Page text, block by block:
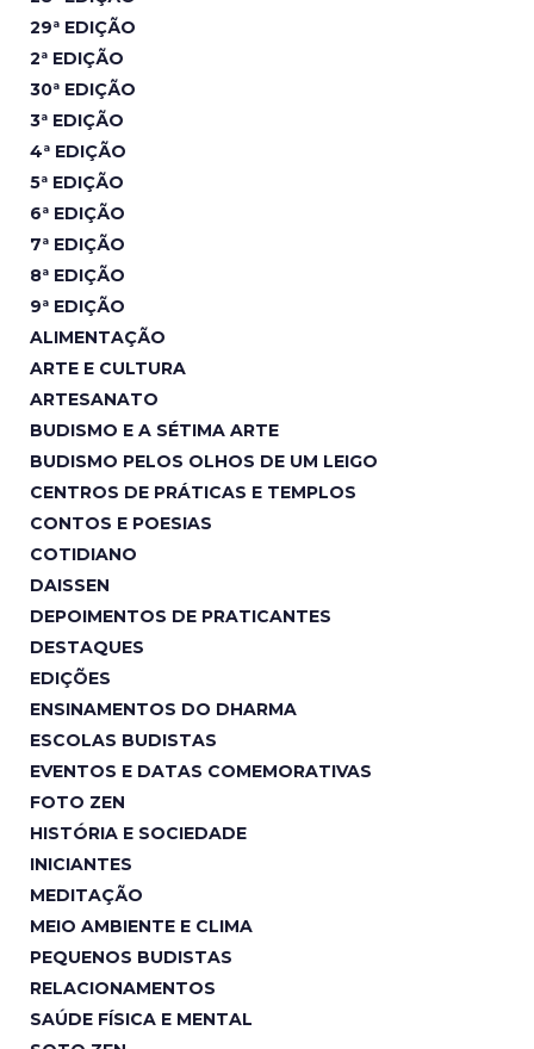
29ª EDIÇÃO
2ª EDIÇÃO
30ª EDIÇÃO
3ª EDIÇÃO
4ª EDIÇÃO
5ª EDIÇÃO
6ª EDIÇÃO
7ª EDIÇÃO
8ª EDIÇÃO
9ª EDIÇÃO
ALIMENTAÇÃO
ARTE E CULTURA
ARTESANATO
BUDISMO E A SÉTIMA ARTE
BUDISMO PELOS OLHOS DE UM LEIGO
CENTROS DE PRÁTICAS E TEMPLOS
CONTOS E POESIAS
COTIDIANO
DAISSEN
DEPOIMENTOS DE PRATICANTES
DESTAQUES
EDIÇÕES
ENSINAMENTOS DO DHARMA
ESCOLAS BUDISTAS
EVENTOS E DATAS COMEMORATIVAS
FOTO ZEN
HISTÓRIA E SOCIEDADE
INICIANTES
MEDITAÇÃO
MEIO AMBIENTE E CLIMA
PEQUENOS BUDISTAS
RELACIONAMENTOS
SAÚDE FÍSICA E MENTAL